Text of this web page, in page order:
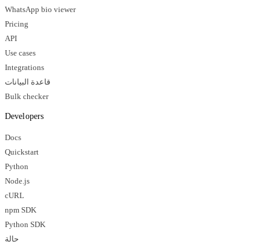
WhatsApp bio viewer
Pricing
API
Use cases
Integrations
قاعدة البيانات
Bulk checker
Developers
Docs
Quickstart
Python
Node.js
cURL
npm SDK
Python SDK
حالة